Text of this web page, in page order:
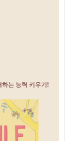
는 능력 키우기!